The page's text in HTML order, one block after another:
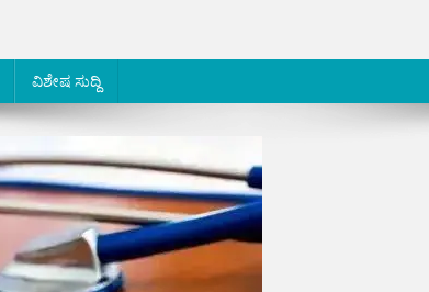
ವಿಶೇಷ ಸುದ್ದಿ